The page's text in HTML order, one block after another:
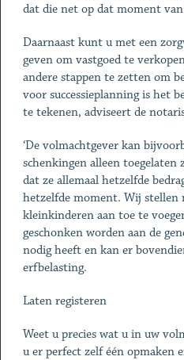
dat die net op dat moment van
Daarnaast kunt u met een
geven om vastgoed te
andere stappen te zetten om
voor successieplanning is het
te tekenen, adviseert de
‘De volmachtgever kan
schenkingen alleen
dat ze ­allemaal hetzelfde
hetzelfde moment. Wij stellen
kleinkinderen aan toe te
geschonken worden aan de
nodig heeft en kan er
erfbelasting.
Laten registeren
Weet u precies wat u in uw
u er perfect zelf één opmaken